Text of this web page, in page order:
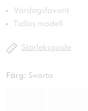
Vardagsfavorit
Tidlös modell
Storleksguide
Färg: Svarta